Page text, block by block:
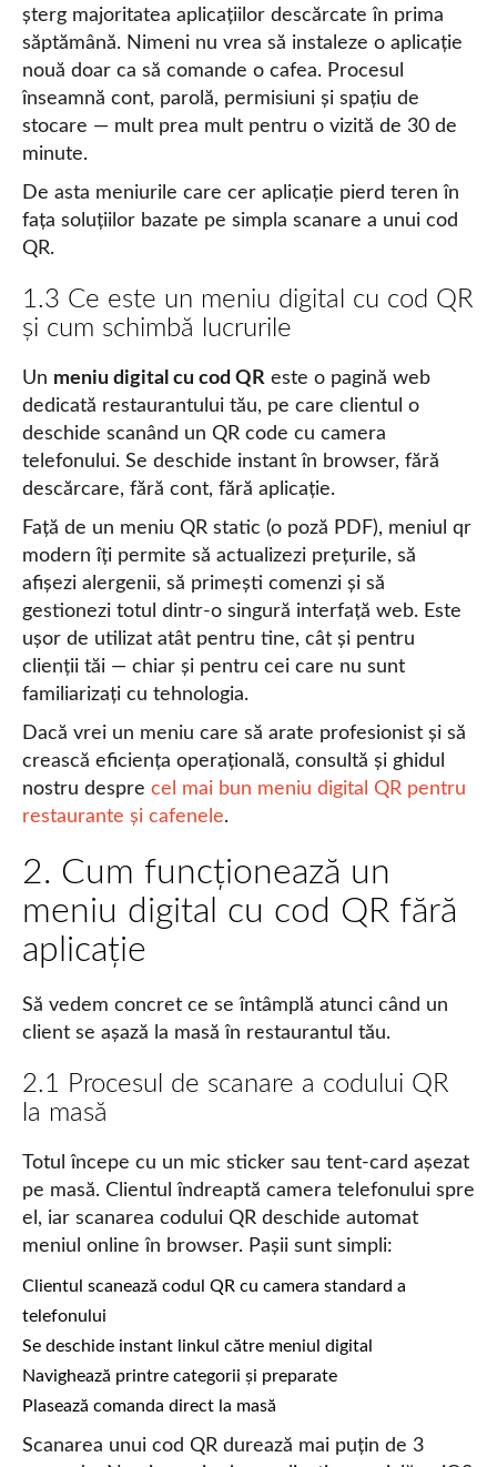
șterg majoritatea aplicațiilor descărcate în prima
săptămână. Nimeni nu vrea să instaleze o aplicație
nouă doar ca să comande o cafea. Procesul
înseamnă cont, parolă, permisiuni și spațiu de
stocare — mult prea mult pentru o vizită de 30 de
minute.
De asta meniurile care cer aplicație pierd teren în
fața soluțiilor bazate pe simpla scanare a unui cod
QR.
1.3 Ce este un meniu digital cu cod QR
și cum schimbă lucrurile
Un meniu digital cu cod QR este o pagină web
dedicată restaurantului tău, pe care clientul o
deschide scanând un QR code cu camera
telefonului. Se deschide instant în browser, fără
descărcare, fără cont, fără aplicație.
Față de un meniu QR static (o poză PDF), meniul qr
modern îți permite să actualizezi prețurile, să
afișezi alergenii, să primești comenzi și să
gestionezi totul dintr-o singură interfață web. Este
ușor de utilizat atât pentru tine, cât și pentru
clienții tăi — chiar și pentru cei care nu sunt
familiarizați cu tehnologia.
Dacă vrei un meniu care să arate profesionist și să
crească eficiența operațională, consultă și ghidul
nostru despre cel mai bun meniu digital QR pentru
restaurante și cafenele.
2. Cum funcționează un
meniu digital cu cod QR fără
aplicație
Să vedem concret ce se întâmplă atunci când un
client se așază la masă în restaurantul tău.
2.1 Procesul de scanare a codului QR
la masă
Totul începe cu un mic sticker sau tent-card așezat
pe masă. Clientul îndreaptă camera telefonului spre
el, iar scanarea codului QR deschide automat
meniul online în browser. Pașii sunt simpli:
Clientul scanează codul QR cu camera standard a
telefonului
Se deschide instant linkul către meniul digital
Navighează printre categorii și preparate
Plasează comanda direct la masă
Scanarea unui cod QR durează mai puțin de 3